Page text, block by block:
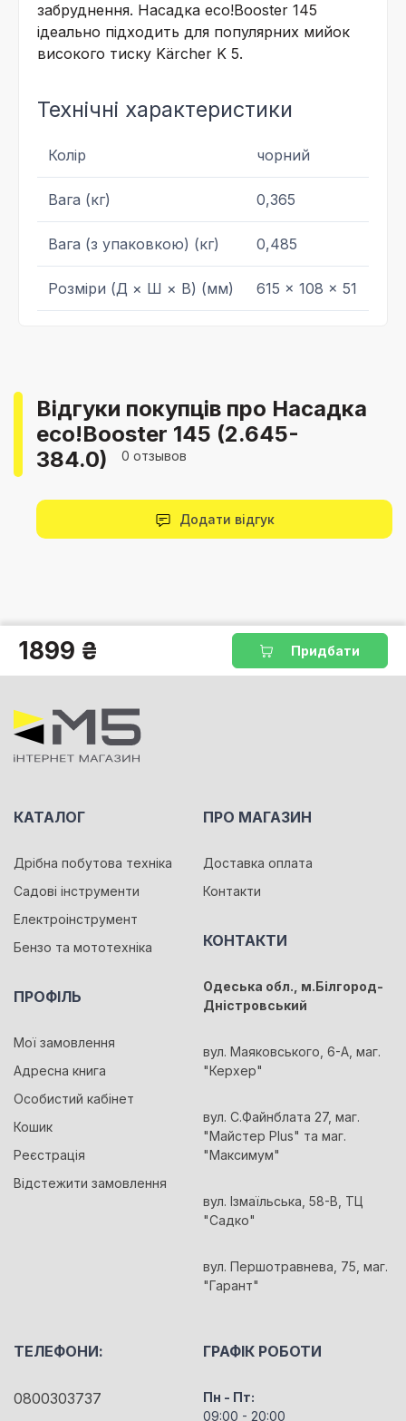
забруднення. Насадка eco!Booster 145
ідеально підходить для популярних мийок
високого тиску Kärcher K 5.
Технічні характеристики
Колір чорний
Вага (кг) 0,365
Вага (з упаковкою) (кг) 0,485
Розміри (Д × Ш × В) (мм) 615 x 108 x 51
Відгуки покупців про Насадка
eco!Booster 145 (2.645-
384.0)
0 отзывов
Додати відгук
1899 ₴ Придбати
КАТАЛОГ
Дрібна побутова техніка
Садові інструменти
Електроінструмент
Бензо та мототехніка
ПРОФІЛЬ
Мої замовлення
Адресна книга
Особистий кабінет
Кошик
Реєстрація
Відстежити замовлення
ПРО МАГАЗИН
Доставка оплата
Контакти
КОНТАКТИ
Одеська обл., м.Білгород-
Дністровський
вул. Маяковського, 6-А, маг.
"Керхер"
вул. С.Файнблата 27, маг.
"Майстер Plus" та маг.
"Максимум"
вул. Ізмаїльська, 58-В, ТЦ
"Садко"
вул. Першотравнева, 75, маг.
"Гарант"
ТЕЛЕФОНИ:
0800303737
ГРАФІК РОБОТИ
Пн - Пт:
09:00 - 20:00